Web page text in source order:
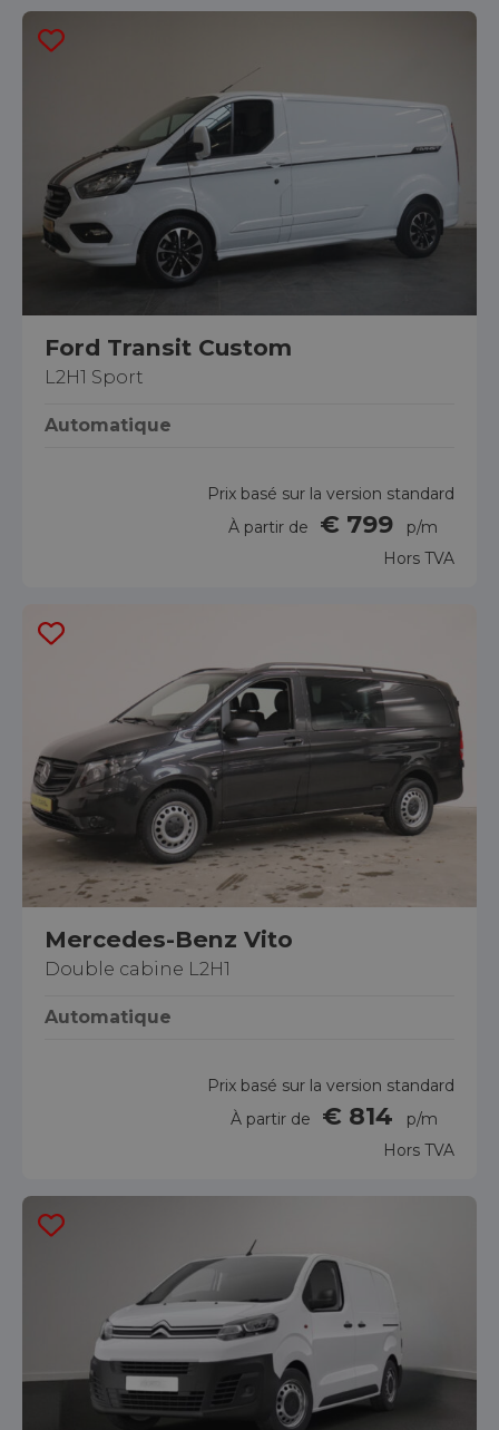
Ford Transit Custom
L2H1 Sport
Automatique
Prix basé sur la version standard
À partir de
€ 799
p/m
Hors TVA
Mercedes-Benz Vito
Double cabine L2H1
Automatique
Prix basé sur la version standard
À partir de
€ 814
p/m
Hors TVA